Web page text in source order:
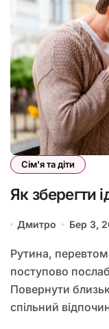
Сім'я та діти
Як зберегти
Дмитро Бер 3,
Рутина, перевтома та емоційна дистанція
поступово
Повернути
спільний